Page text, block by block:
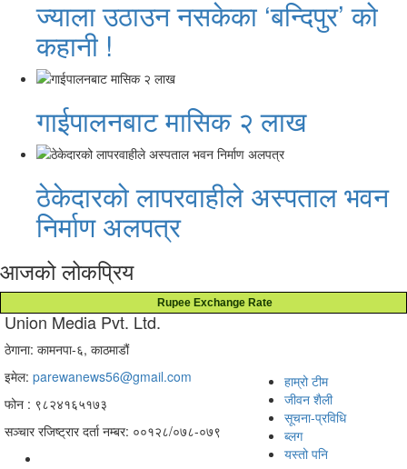
ज्याला उठाउन नसकेका ‘बन्दिपुर’ को
कहानी !
गाईपालनबाट मासिक २ लाख
ठेकेदारको लापरवाहीले अस्पताल भवन
निर्माण अलपत्र
आजको लोकप्रिय
Rupee Exchange Rate
Union Media Pvt. Ltd.
ठेगाना: कामनपा-६, काठमाडौं
इमेल: parewanews56@gmail.com
फोन : ९८२४१६५१७३
सञ्चार रजिष्ट्रार दर्ता नम्बर: ००१२८/०७८-०७९
हाम्रो टीम
जीवन शैली
सूचना-प्रविधि
ब्लग
यस्तो पनि